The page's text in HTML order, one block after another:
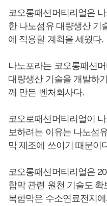
코오롱패션머티리얼은
한 나노섬유 대량생산 기
에 적용할 계획을 세웠다.
나노포라는 코오롱패션
대량생산 기술을 개발하
께 만든 벤처회사다.
코오로패션머티리얼이
보하려는 이유는 나노섬
막 제조에 쓰이기 때문이
코오롱패션머티리얼은
합막 관련 원천 기술도
복합막은 수소연료전지